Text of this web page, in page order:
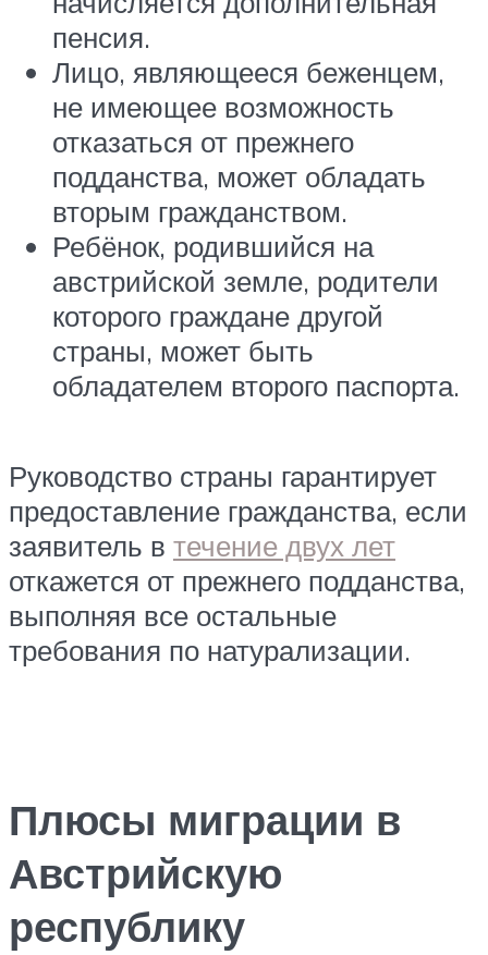
пенсия.
Лицо, являющееся беженцем,
не имеющее возможность
отказаться от прежнего
подданства, может обладать
вторым гражданством.
Ребёнок, родившийся на
австрийской земле, родители
которого граждане другой
страны, может быть
обладателем второго паспорта.
Руководство страны гарантирует
предоставление гражданства, если
заявитель в течение двух лет
откажется от прежнего подданства,
выполняя все остальные
требования по натурализации.
Плюсы миграции в
Австрийскую
республику